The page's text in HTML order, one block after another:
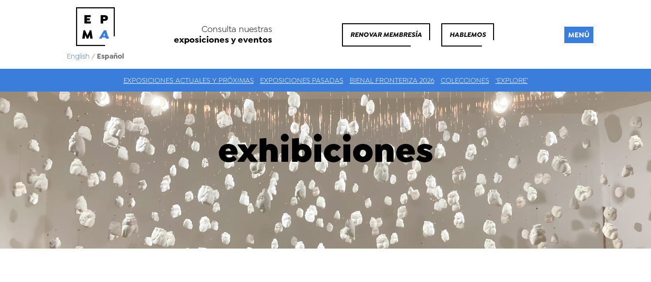
English / Español
Consulta nuestras
exposiciones y eventos RENOVAR MEMBRESÍA HABLEMOS MENÚ
EXPOSICIONES ACTUALES Y PRÓXIMAS EXPOSICIONES PASADAS BIENAL FRONTERIZA 2026 COLECCIONES ‘EXPLORE’
exhibiciones